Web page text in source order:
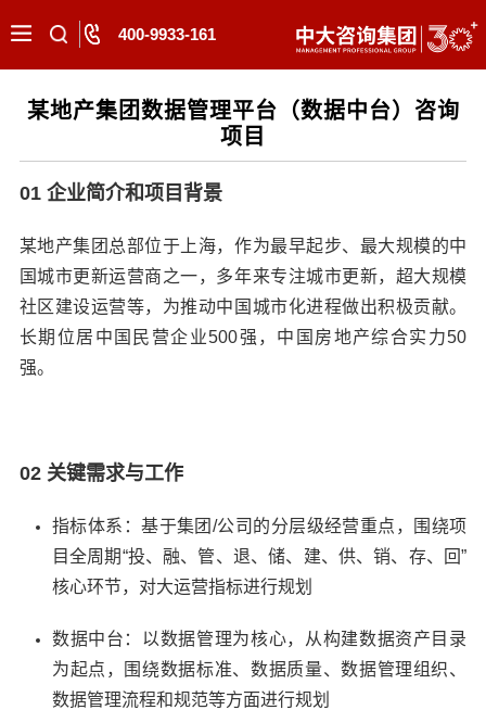
400-9933-161
某地产集团数据管理平台（数据中台）咨询
项目
01 企业简介和项目背景
某地产集团总部位于上海，作为最早起步、最大规模的中
国城市更新运营商之一，多年来专注城市更新，超大规模
社区建设运营等，为推动中国城市化进程做出积极贡献。
长期位居中国民营企业500强，中国房地产综合实力50
强。
02 关键需求与工作
指标体系：基于集团/公司的分层级经营重点，围绕项
目全周期“投、融、管、退、储、建、供、销、存、回”
核心环节，对大运营指标进行规划
数据中台：以数据管理为核心，从构建数据资产目录
为起点，围绕数据标准、数据质量、数据管理组织、
数据管理流程和规范等方面进行规划